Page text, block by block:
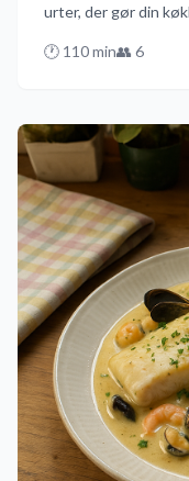
urter, der gør din
dine gæster med et
🕐 110min👥 6